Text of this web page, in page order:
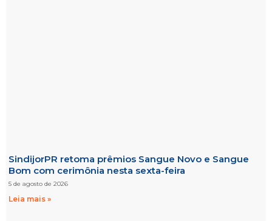
SindijorPR retoma prêmios Sangue Novo e Sangue
Bom com cerimônia nesta sexta-feira
5 de agosto de 2026
Leia mais »